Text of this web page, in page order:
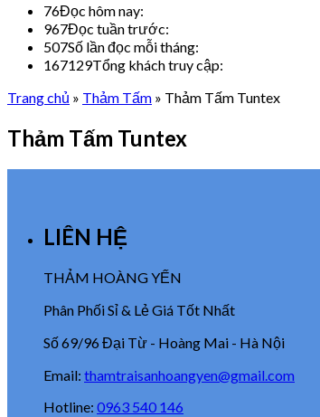
76Đọc hôm nay:
967Đọc tuần trước:
507Số lần đọc mỗi tháng:
167129Tổng khách truy cập:
Trang chủ » Thảm Tấm » Thảm Tấm Tuntex
Thảm Tấm Tuntex
LIÊN HỆ
THẢM HOÀNG YẾN
Phân Phối Sỉ & Lẻ Giá Tốt Nhất
Số 69/96 Đại Từ - Hoàng Mai - Hà Nội
Email: thamtraisanhoangyen@gmail.com
Hotline: 0963 540 146